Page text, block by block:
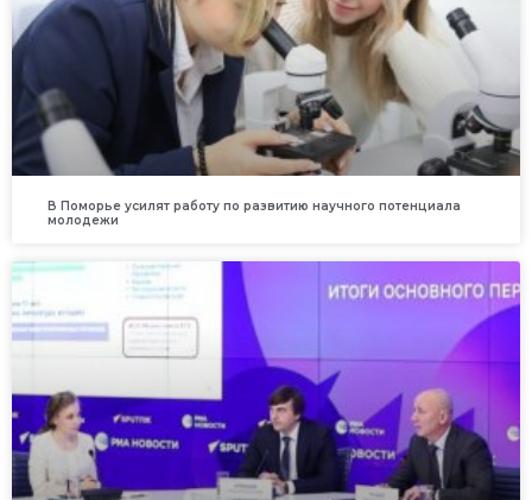
В Поморье усилят работу по развитию научного потенциала
молодежи